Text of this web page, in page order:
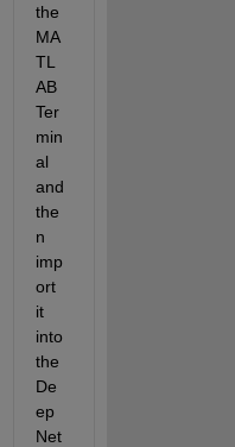
the
MA
TL
AB
Ter
min
al
and
the
n
imp
ort
it
into
the
De
ep
Net